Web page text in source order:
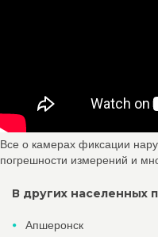
Все о камерах фиксации
погрешности измерений и
В других населенных
Апшеронск